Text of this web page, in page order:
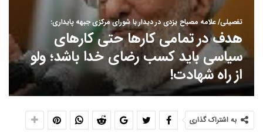
تفصیلی/ علامه مصباح یزدی در دیدار با شورای مرکزی جبهه پایداری:
هدف در تمامی کارها حتی کارهای
سیاسی باید کسب رضای خدا باشد؛ ولو
از راه شهادت!
به اشتراک گذاری